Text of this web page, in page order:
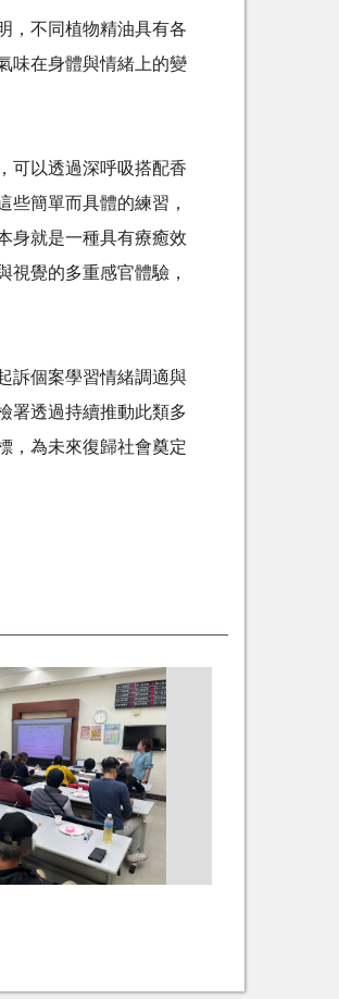
，不同植物精油具有各
味在身體與情緒上的變
可以透過深呼吸搭配香
簡單而具體的練習，
身就是一種具有療癒效
覺的多重感官體驗，
訴個案學習情緒調適與
署透過持續推動此類多
，為未來復歸社會奠定